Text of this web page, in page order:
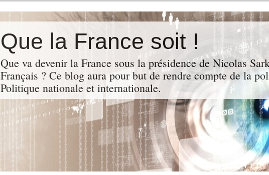
Que la France soit !
Que va devenir la France sous la présidence de Nicolas
Français ? Ce blog aura pour but de rendre compte de la
Politique nationale et internationale.